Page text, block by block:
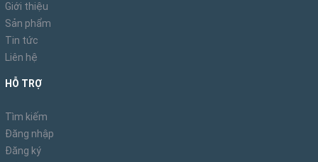
Giới thiệu
Sản phẩm
Tin tức
Liên hệ
HỖ TRỢ
Tìm kiếm
Đăng nhập
Đăng ký